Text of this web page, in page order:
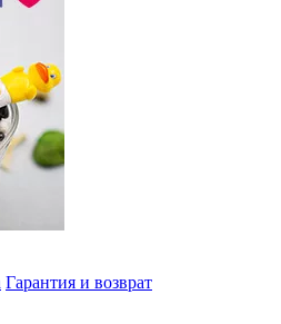
Гарантия и возврат